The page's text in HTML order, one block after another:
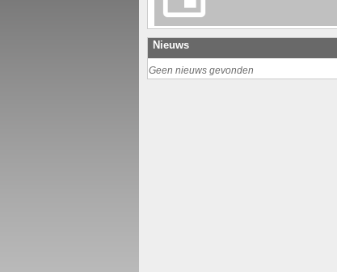
Nieuws
Geen nieuws gevonden